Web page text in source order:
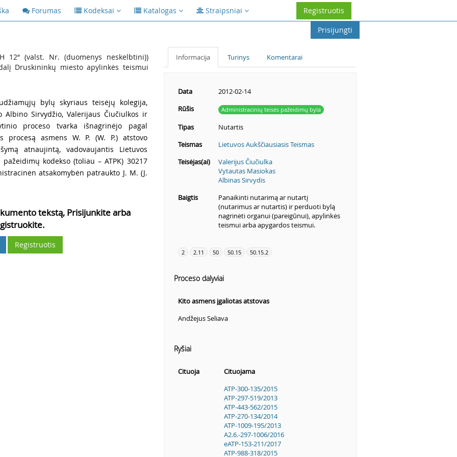
Forumas Kodeksai Katalogas Straipsniai
Registruotis
Prisijungti
12“ (valst. Nr. (duomenys neskelbtini))
Druskininkų miesto apylinkės teismui
bylų skyriaus teisėjų kolegija,
Sirvydžio, Valerijaus Čiučiulkos ir
proceso tvarka išnagrinėjo pagal
procesą asmens W. P. (W. P.) atstovo
atnaujintą, vadovaujantis Lietuvos
kodekso (toliau – ATPK) 30217
atsakomybėn patraukto J. M. (J.
tekstą, Prisijunkite arba
Registruotis
Informacija Turinys Komentarai
Data
2012-02-14
Rūšis
Administracinių teisės pažeidimų byla
Tipas
Nutartis
Teismas
Lietuvos Aukščiausiasis Teismas
Teisėjas(ai)
Valerijus Čiučiulka
Vytautas Masiokas
Albinas Sirvydis
Baigtis
Panaikinti nutarimą ar nutartį
(nutarimus ar nutartis) ir perduoti bylą
nagrinėti organui (pareigūnui), apylinkės
teismui arba apygardos teismui.
2 2.11 50 50.15 50.15.2
Proceso dalyviai
Kito asmens įgaliotas atstovas
Andžejus Seliava
Ryšiai
Cituoja
Cituojama
ATP-300-135/2015
ATP-297-519/2013
ATP-443-562/2015
ATP-270-134/2014
ATP-1009-195/2013
A2.6.-297-1006/2016
eATP-153-211/2017
ATP-988-318/2015